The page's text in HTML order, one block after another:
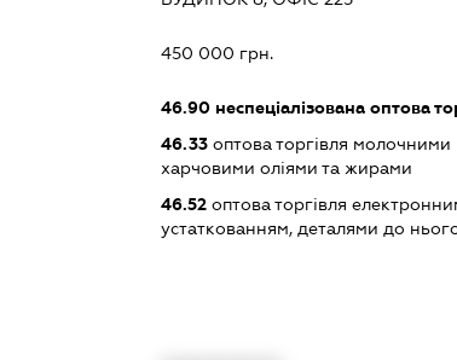
450 000 грн.
46.90неспеціалізована оптова
46.33оптова торгівля
харчовими оліями та жирами
46.52оптова торгівля
устаткованням, деталями до